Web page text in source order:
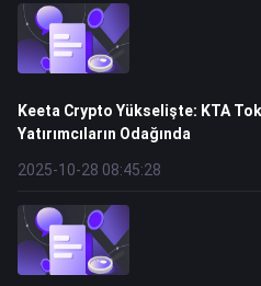
Keeta Crypto Yükselişte: KTA
Yatırımcıların Odağında
2025-10-28 08:45:28